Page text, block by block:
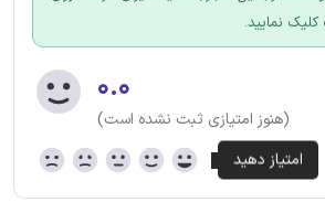
نمایید.
۰.۰
(هنوز امتیازی ثبت نشده است)